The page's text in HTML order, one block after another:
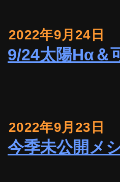
2022年9月24日
9/24太陽Hα＆
2022年9月23日
今季未公開メ